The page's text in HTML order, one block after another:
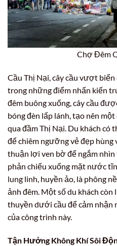
Chợ Đêm
Cầu Thị Nại, cây cầu vượt
trong những điểm nhấn kiến
đêm buông xuống, cây cầu
bóng đèn lấp lánh, tạo nên
qua đầm Thị Nại. Du khách có
để chiêm ngưỡng vẻ đẹp hùng
thuận lợi ven bờ để ngắm nhìn
phản chiếu xuống mặt nước
lung linh, huyền ảo, là phông
ảnh đêm. Một số du khách
thuyền dưới cầu để cảm nhận
của công trình này.
Tận Hưởng Không Khí Sôi